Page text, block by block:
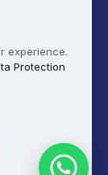
All Rights
experience.
Protection